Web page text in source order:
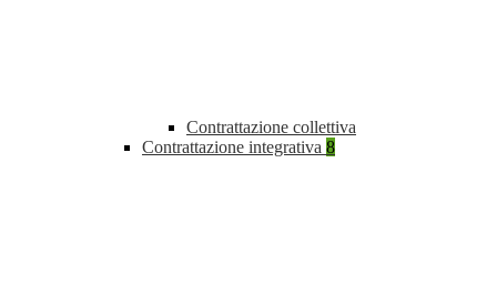
Contrattazione collettiva
Contrattazione integrativa 8